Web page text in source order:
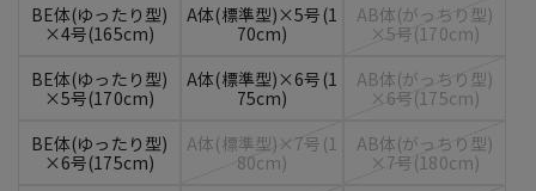
BE体(ゆったり型)
×4号(165cm)
A体(標準型)×5号(1
70cm)
AB体(がっちり型)
×5号(170cm)
BE体(ゆったり型)
×5号(170cm)
A体(標準型)×6号(1
75cm)
AB体(がっちり型)
×6号(175cm)
BE体(ゆったり型)
×6号(175cm)
A体(標準型)×7号(1
80cm)
AB体(がっちり型)
×7号(180cm)